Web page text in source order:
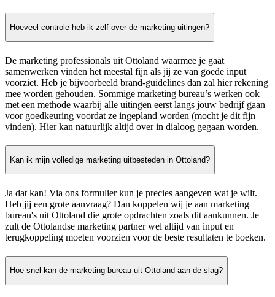
Hoeveel controle heb ik zelf over de marketing uitingen?
De marketing professionals uit Ottoland waarmee je gaat
samenwerken vinden het meestal fijn als jij ze van goede input
voorziet. Heb je bijvoorbeeld brand-guidelines dan zal hier rekening
mee worden gehouden. Sommige marketing bureau’s werken ook
met een methode waarbij alle uitingen eerst langs jouw bedrijf gaan
voor goedkeuring voordat ze ingepland worden (mocht je dit fijn
vinden). Hier kan natuurlijk altijd over in dialoog gegaan worden.
Kan ik mijn volledige marketing uitbesteden in Ottoland?
Ja dat kan! Via ons formulier kun je precies aangeven wat je wilt.
Heb jij een grote aanvraag? Dan koppelen wij je aan marketing
bureau's uit Ottoland die grote opdrachten zoals dit aankunnen. Je
zult de Ottolandse marketing partner wel altijd van input en
terugkoppeling moeten voorzien voor de beste resultaten te boeken.
Hoe snel kan de marketing bureau uit Ottoland aan de slag?